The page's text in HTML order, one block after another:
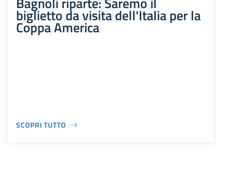
biglietto da visita dell'Italia per la
Coppa America
SCOPRI TUTTO